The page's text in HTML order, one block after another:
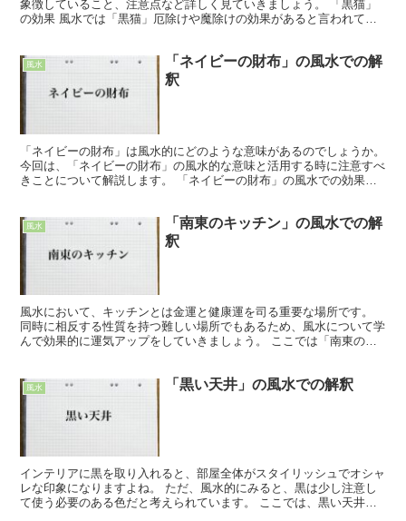
象徴していること、注意点など詳しく見ていきましょう。 「黒猫」
の効果 風水では「黒猫」厄除けや魔除けの効果があると言われてい
風水
「ネイビーの財布」の風水での解
釈
「ネイビーの財布」は風水的にどのような意味があるのでしょうか。
今回は、「ネイビーの財布」の風水的な意味と活用する時に注意すべ
きことについて解説します。 「ネイビーの財布」の風水での効果
風水
「南東のキッチン」の風水での解
釈
風水において、キッチンとは金運と健康運を司る重要な場所です。
同時に相反する性質を持つ難しい場所でもあるため、風水について学
んで効果的に運気アップをしていきましょう。 ここでは「南東のキ
風水 「黒い天井」の風水での解釈
インテリアに黒を取り入れると、部屋全体がスタイリッシュでオシャ
レな印象になりますよね。 ただ、風水的にみると、黒は少し注意し
て使う必要のある色だと考えられています。 ここでは、黒い天井の